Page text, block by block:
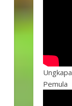
Pemula